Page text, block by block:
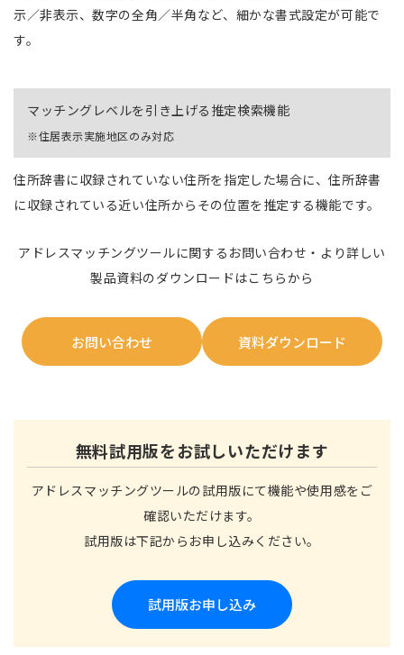
示／非表示、数字の全角／半角など、細かな書式設定が可能で
す。
マッチングレベルを引き上げる推定検索機能
※住居表示実施地区のみ対応
住所辞書に収録されていない住所を指定した場合に、住所辞書
に収録されている近い住所からその位置を推定する機能です。
アドレスマッチングツールに関するお問い合わせ・より詳しい
製品資料のダウンロードはこちらから
お問い合わせ 資料ダウンロード
無料試用版をお試しいただけます
アドレスマッチングツールの試用版にて機能や使用感をご
確認いただけます。
試用版は下記からお申し込みください。
試用版お申し込み